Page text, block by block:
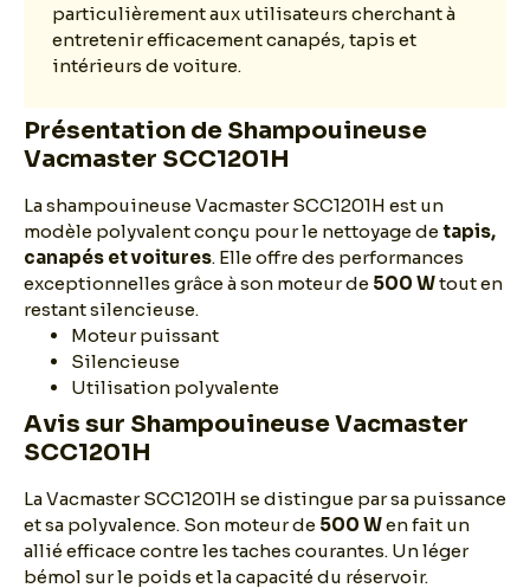
particulièrement aux utilisateurs cherchant à
entretenir efficacement canapés, tapis et
intérieurs de voiture.
Présentation de Shampouineuse
Vacmaster SCC1201H
La shampouineuse Vacmaster SCC1201H est un
modèle polyvalent conçu pour le nettoyage detapis,
canapés et voitures. Elle offre des performances
exceptionnelles grâce à son moteur de 500 Wtout en
restant silencieuse.
Moteur puissant
Silencieuse
Utilisation polyvalente
Avis sur Shampouineuse Vacmaster
SCC1201H
La Vacmaster SCC1201H se distingue par sa puissance
et sa polyvalence. Son moteur de 500 Wen fait un
allié efficace contre les taches courantes. Un léger
bémol sur le poids et la capacité du réservoir.